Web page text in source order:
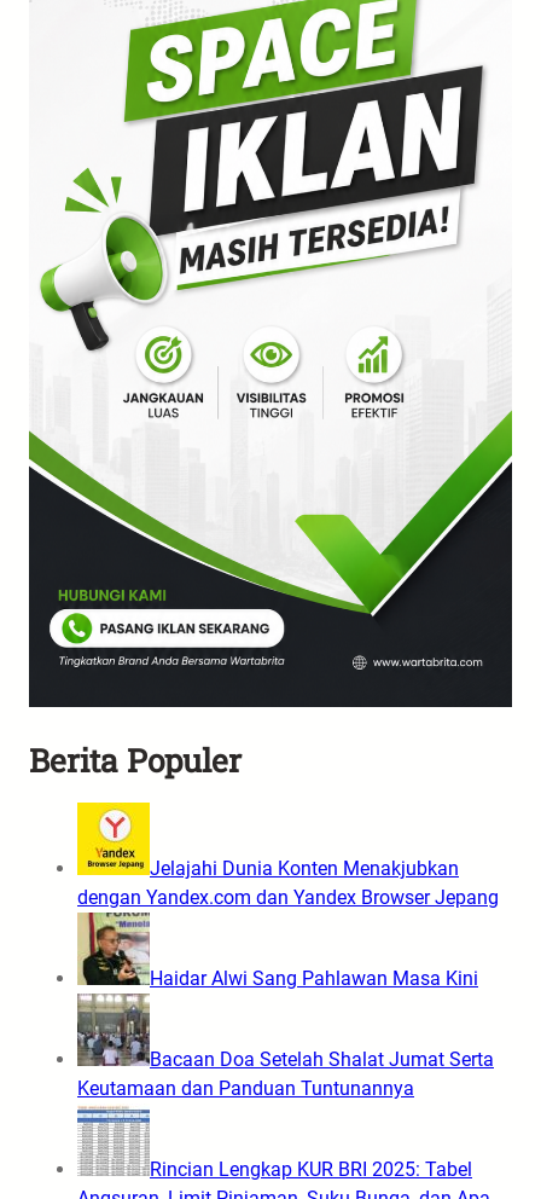
Berita Populer
Jelajahi Dunia Konten Menakjubkan
dengan Yandex.com dan Yandex Browser Jepang
Haidar Alwi Sang Pahlawan Masa Kini
Bacaan Doa Setelah Shalat Jumat Serta
Keutamaan dan Panduan Tuntunannya
Rincian Lengkap KUR BRI 2025: Tabel